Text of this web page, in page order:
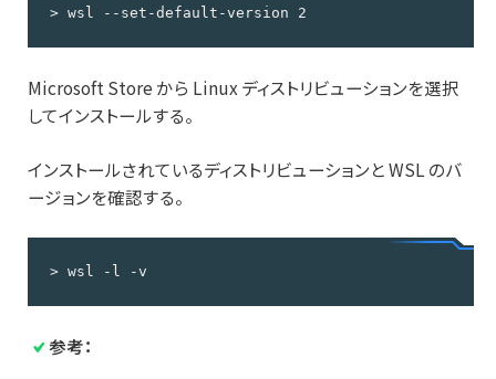
> wsl --set-default-version 2
Microsoft Store から Linux ディストリビューションを選択
してインストールする。
インストールされているディストリビューションと WSL のバ
ージョンを確認する。
> wsl -l -v
参考：